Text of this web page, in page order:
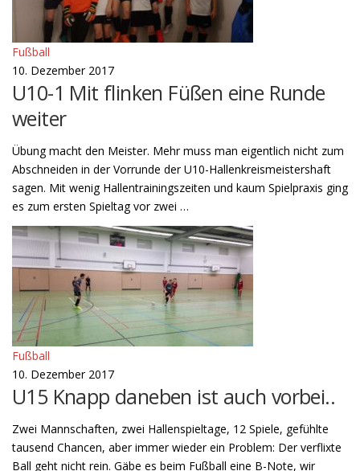
Fußball
10. Dezember 2017
U10-1 Mit flinken Füßen eine Runde
weiter
Übung macht den Meister. Mehr muss man eigentlich nicht zum
Abschneiden in der Vorrunde der U10-Hallenkreismeistershaft
sagen. Mit wenig Hallentrainingszeiten und kaum Spielpraxis ging
es zum ersten Spieltag vor zwei …
Fußball
10. Dezember 2017
U15 Knapp daneben ist auch vorbei..
Zwei Mannschaften, zwei Hallenspieltage, 12 Spiele, gefühlte
tausend Chancen, aber immer wieder ein Problem: Der verflixte
Ball geht nicht rein. Gäbe es beim Fußball eine B-Note, wir